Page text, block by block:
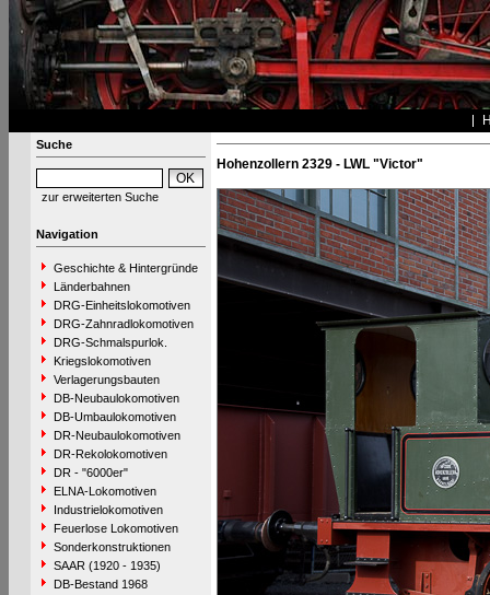
Suche
zur erweiterten Suche
Navigation
Geschichte & Hintergründe
Länderbahnen
DRG-Einheitslokomotiven
DRG-Zahnradlokomotiven
DRG-Schmalspurlok.
Kriegslokomotiven
Verlagerungsbauten
DB-Neubaulokomotiven
DB-Umbaulokomotiven
DR-Neubaulokomotiven
DR-Rekolokomotiven
DR - "6000er"
ELNA-Lokomotiven
Industrielokomotiven
Feuerlose Lokomotiven
Sonderkonstruktionen
SAAR (1920 - 1935)
DB-Bestand 1968
Hohenzollern 2329 - LWL "Victor"